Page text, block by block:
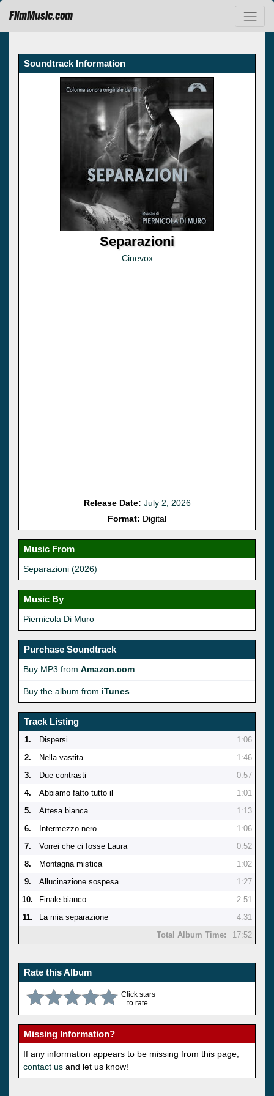
FilmMusic.com
Soundtrack Information
Separazioni
Cinevox
Release Date: July 2, 2026
Format: Digital
Music From
Separazioni (2026)
Music By
Piernicola Di Muro
Purchase Soundtrack
Buy MP3 from Amazon.com
Buy the album from iTunes
Track Listing
1. Dispersi
1:06
2.
Nella vastita
1:46
3.
Due contrasti
0:57
4.
Abbiamo fatto tutto il
1:01
5.
Attesa bianca
1:13
6.
Intermezzo nero
1:06
7.
Vorrei che ci fosse Laura
0:52
8.
Montagna mistica
1:02
9.
Allucinazione sospesa
1:27
10.
Finale bianco
2:51
11.
La mia separazione
4:31
Total Album Time:
17:52
Rate this Album
Click stars
to rate.
Missing Information?
If any information appears to be missing from this page,
contact us and let us know!